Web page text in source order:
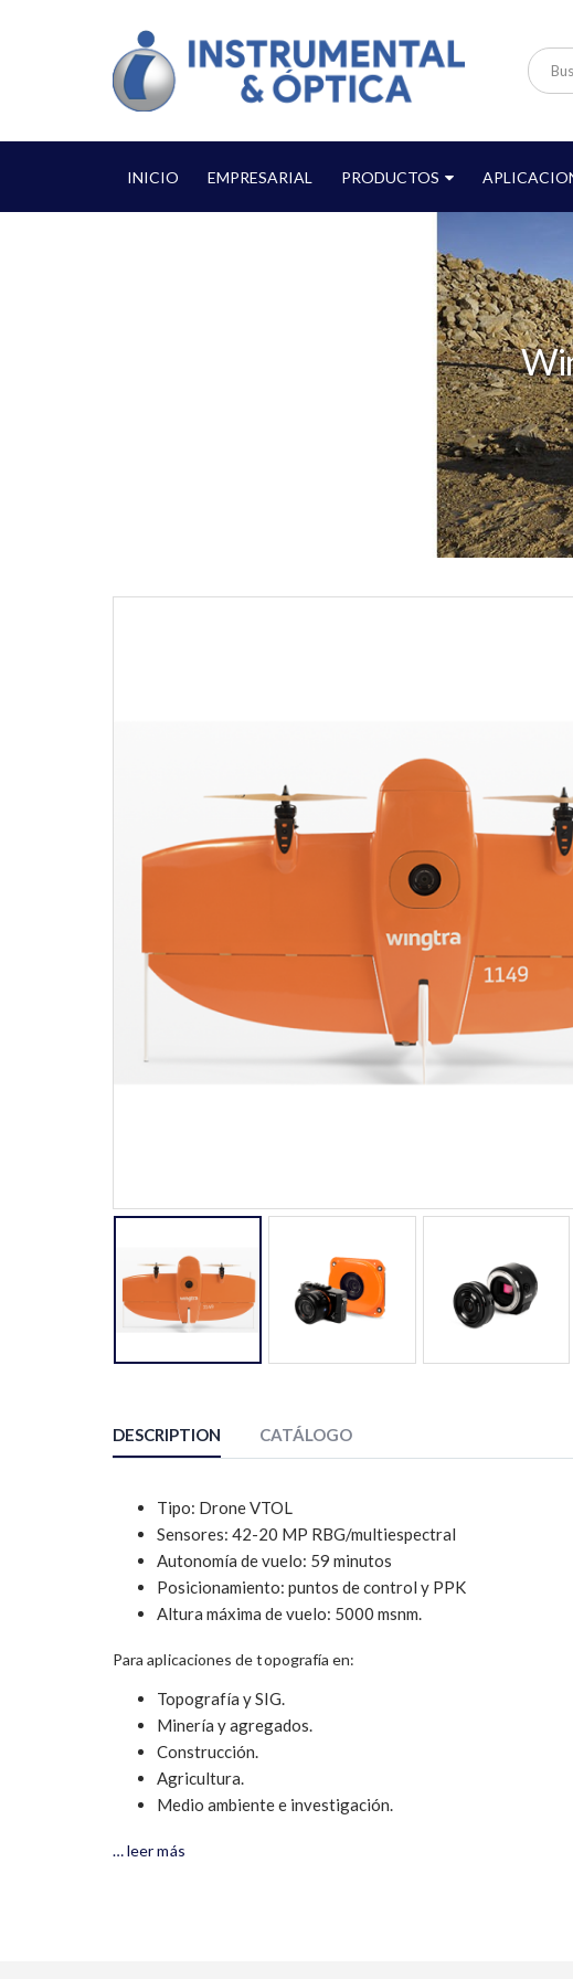
INICIO EMPRESARIAL PRODUCTOS
Wingtra – WingtraOne GEN II
DESCRIPTION CATÁLOGO
Tipo: Drone VTOL
Sensores: 42-20 MP RBG/multiespectral
Autonomía de vuelo: 59 minutos
Posicionamiento: puntos de control y PPK
Altura máxima de vuelo: 5000 msnm.
Para aplicaciones de topografía en:
Topografía y SIG.
Minería y agregados.
Construcción.
Agricultura.
Medio ambiente e investigación.
… leer más